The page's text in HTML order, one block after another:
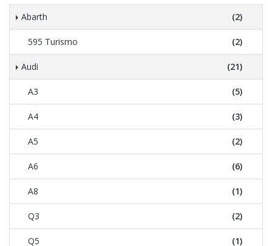
Abarth (2)
595 Turismo (2)
Audi (21)
A3 (5)
A4 (3)
A5 (2)
A6 (6)
A8 (1)
Q3 (2)
Q5 (1)